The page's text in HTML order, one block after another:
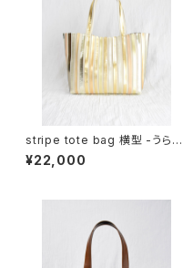
stripe tote bag 横型 -うらら
か- ( gold )
¥22,000